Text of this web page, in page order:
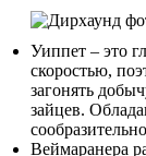
Уиппет – это
скоростью,
загонять
зайцев.
Веймаранера